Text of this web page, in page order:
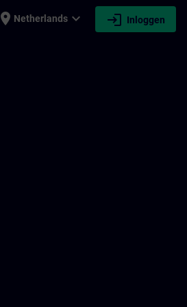
place Netherlands expand_more login Inloggen